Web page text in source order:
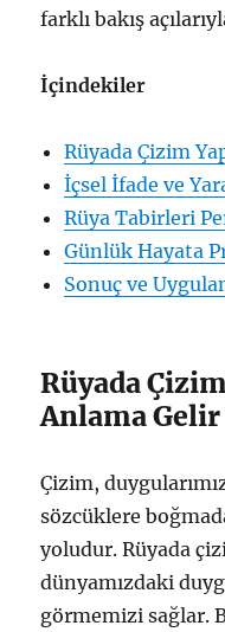
farklı bakış
İçindekiler
Rüyada Çizim
İçsel İfade ve
Rüya Tabirleri
Günlük Hayata
Sonuç ve
Rüyada
Anlama Gelir
Çizim,
sözcüklere
yoludur. Rüyada
dünyamızdaki
görmemizi sağlar.